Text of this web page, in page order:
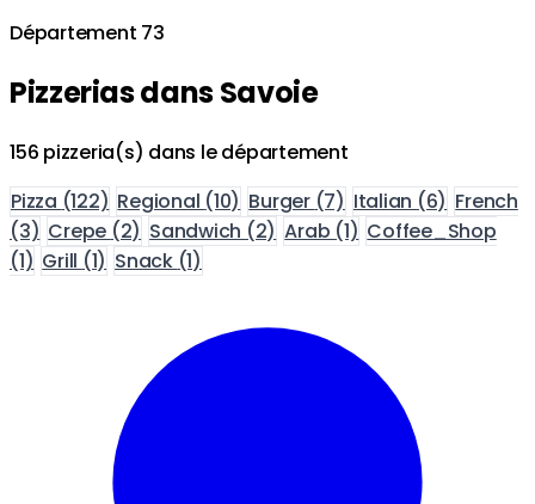
Département 73
Pizzerias dans Savoie
156 pizzeria(s) dans le département
Pizza (122) Regional (10) Burger (7) Italian (6) French
(3) Crepe (2) Sandwich (2) Arab (1) Coffee_Shop
(1) Grill (1) Snack (1)